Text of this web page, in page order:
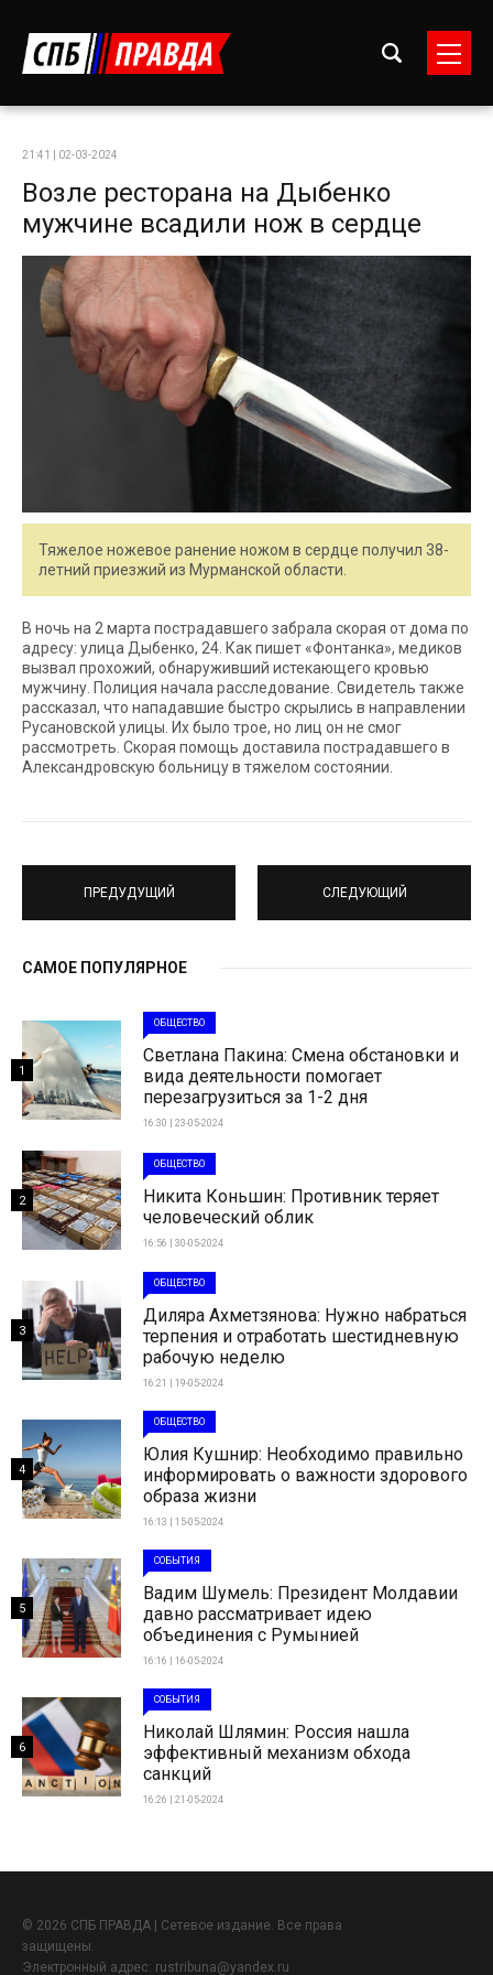
21:41 | 02-03-2024
Возле ресторана на Дыбенко
мужчине всадили нож в сердце
Тяжелое ножевое ранение ножом в сердце получил 38-
летний приезжий из Мурманской области.
В ночь на 2 марта пострадавшего забрала скорая от дома по
адресу: улица Дыбенко, 24. Как пишет «Фонтанка», медиков
вызвал прохожий, обнаруживший истекающего кровью
мужчину. Полиция начала расследование. Свидетель также
рассказал, что нападавшие быстро скрылись в направлении
Русановской улицы. Их было трое, но лиц он не смог
рассмотреть. Скорая помощь доставила пострадавшего в
Александровскую больницу в тяжелом состоянии.
ПРЕДУДУЩИЙ СЛЕДУЮЩИЙ
САМОЕ ПОПУЛЯРНОЕ
ОБЩЕСТВО
Светлана Пакина: Смена обстановки и
вида деятельности помогает
перезагрузиться за 1-2 дня
16:30 | 23-05-2024
1
ОБЩЕСТВО
Никита Коньшин: Противник теряет
человеческий облик
16:56 | 30-05-2024
2
ОБЩЕСТВО
Диляра Ахметзянова: Нужно набраться
терпения и отработать шестидневную
рабочую неделю
16:21 | 19-05-2024
3
ОБЩЕСТВО
Юлия Кушнир: Необходимо правильно
информировать о важности здорового
образа жизни
16:13 | 15-05-2024
4
СОБЫТИЯ
Вадим Шумель: Президент Молдавии
давно рассматривает идею
объединения с Румынией
16:16 | 16-05-2024
5
СОБЫТИЯ
Николай Шлямин: Россия нашла
эффективный механизм обхода
санкций
16:26 | 21-05-2024
6
© 2026 СПБ ПРАВДА | Сетевое издание. Все права
защищены.
Электронный адрес: rustribuna@yandex.ru